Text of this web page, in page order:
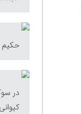
حکیم
در
کیوانی